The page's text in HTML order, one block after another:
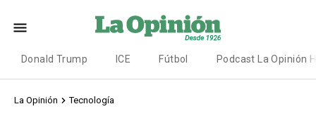
Donald Trump ICE Fútbol Podcast La Opinión
La Opinión Tecnología